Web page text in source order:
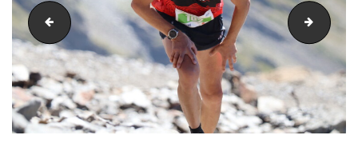
PIC_1970